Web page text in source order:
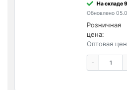
На складе
Обновлено
Розничная
цена:
Оптовая
-